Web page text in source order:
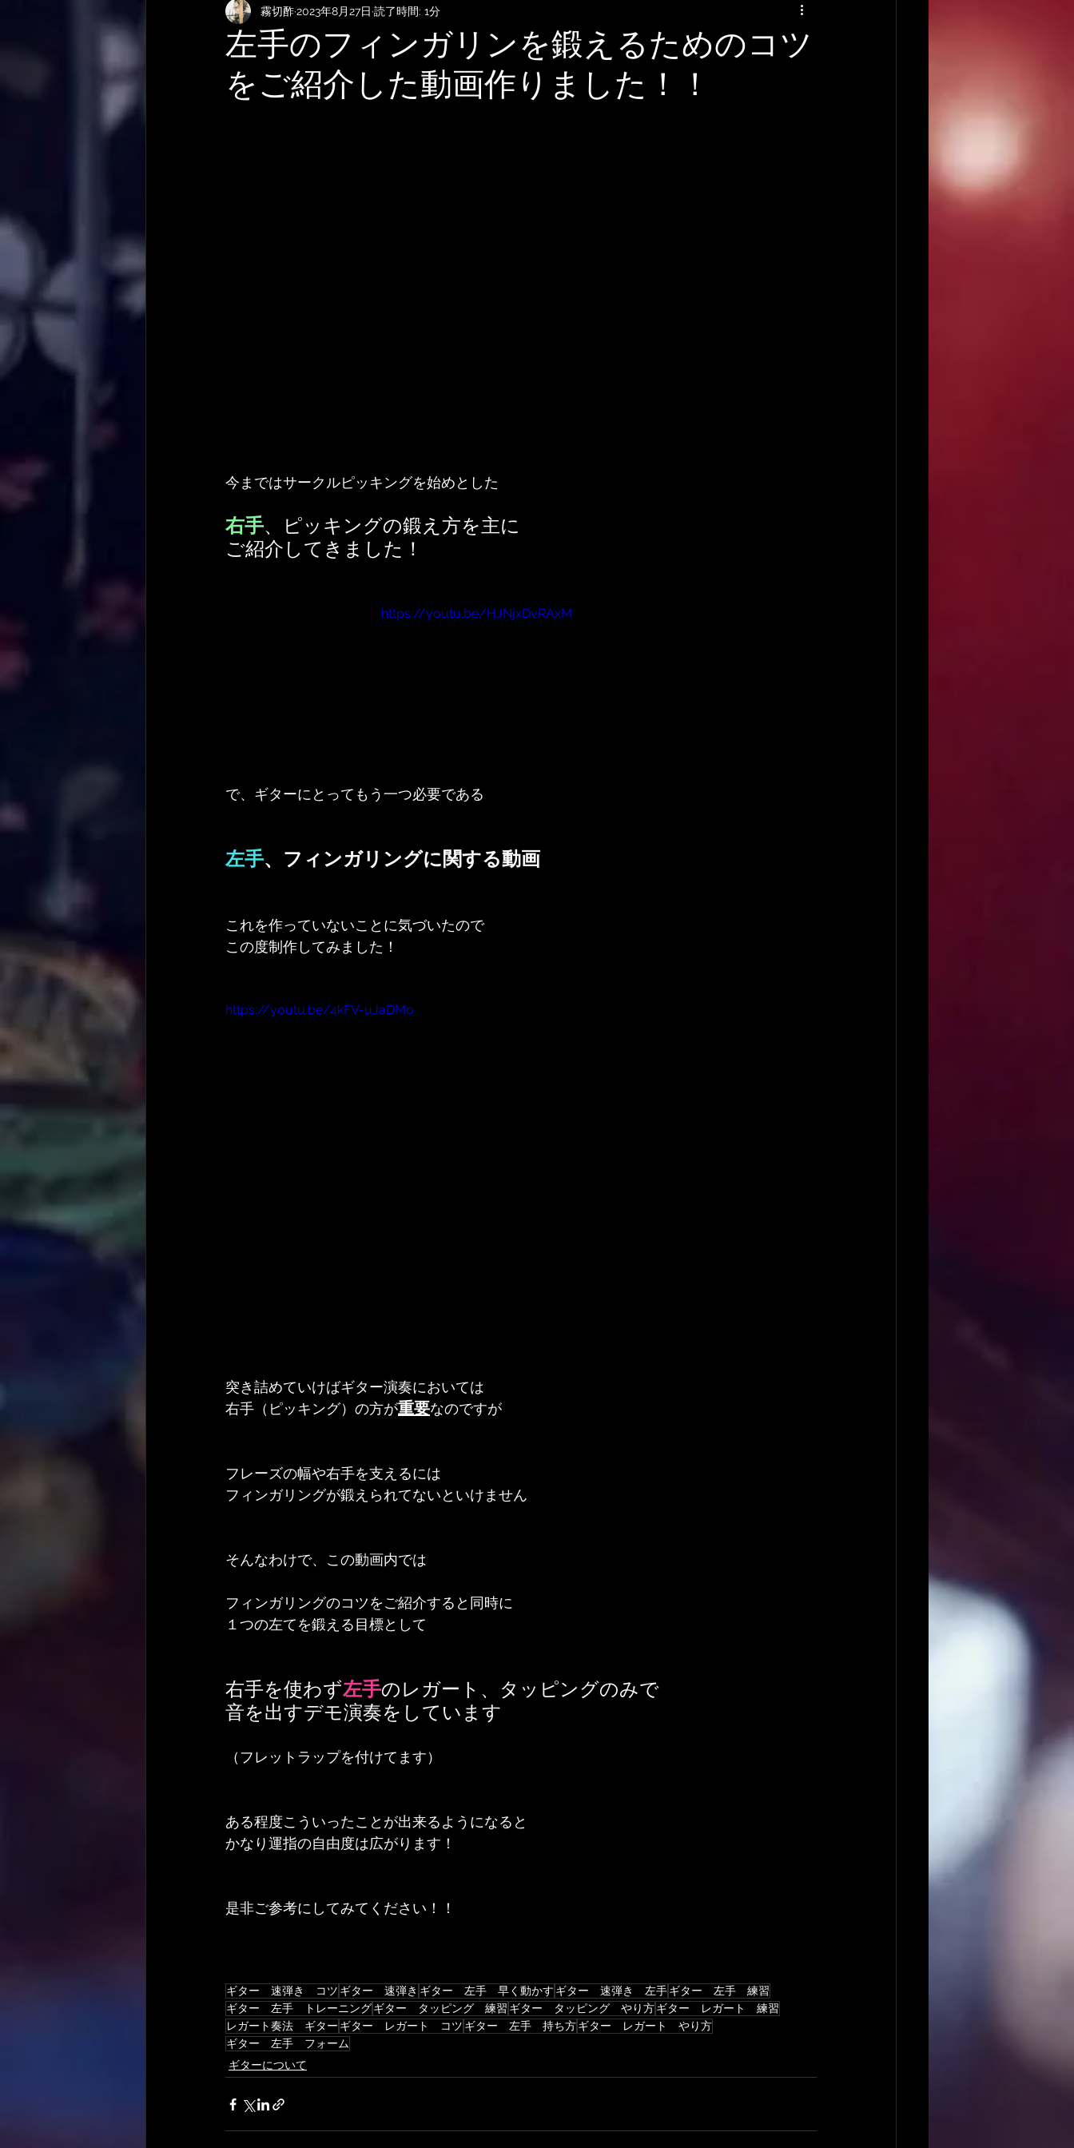
KEMPERおすすめRig・使い方 SubmitHub アーティストの逸話
やってみた・活動記録 音楽映画、MV考察 音楽系詐欺、体験談 自宅録音について
左手のフィンガリンを鍛えるためのコツ
をご紹介した動画作りました！！
霧切酢2023年8月27日 読了時間: 1分
今まではサークルピッキングを始めとした
右手、ピッキングの鍛え方を主に
ご紹介してきました！
https://youtu.be/HJNjxDvRAxM
で、ギターにとってもう一つ必要である
左手、フィンガリングに関する動画
これを作っていないことに気づいたので
この度制作してみました！
https://youtu.be/4kFV-uJaDMo
突き詰めていけばギター演奏においては
右手（ピッキング）の方が重要なのですが
フレーズの幅や右手を支えるには
フィンガリングが鍛えられてないといけません
そんなわけで、この動画内では
フィンガリングのコツをご紹介すると同時に
１つの左てを鍛える目標として
右手を使わず左手のレガート、タッピングのみで
音を出すデモ演奏をしています
（フレットラップを付けてます）
ある程度こういったことが出来るようになると
かなり運指の自由度は広がります！
是非ご参考にしてみてください！！
ギター 速弾き コツ ギター 速弾き ギター 左手 早く動かす ギター 速弾き 左手ギター 左手 練習
ギター 左手 トレーニングギター タッピング 練習 ギター タッピング やり方ギター レガート 練習
レガート奏法 ギター ギター レガート コツ ギター 左手 持ち方ギター レガート やり方
ギター 左手 フォーム
ギターについて